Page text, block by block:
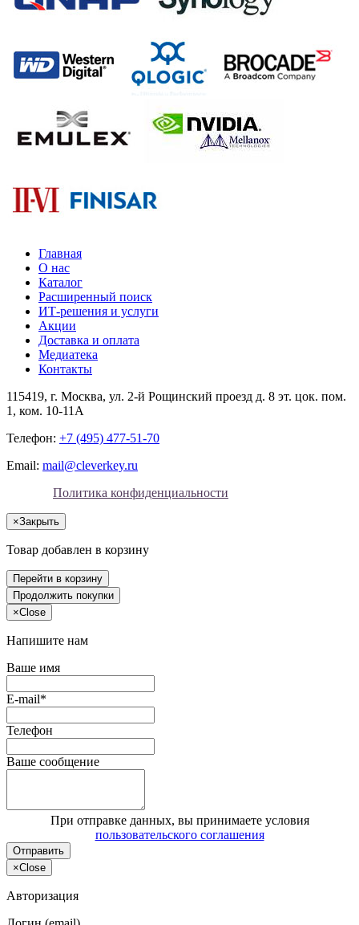
Главная
О нас
Каталог
Расширенный поиск
ИТ-решения и услуги
Акции
Доставка и оплата
Медиатека
Контакты
115419, г. Москва, ул. 2-й Рощинский проезд д. 8 эт. цок. пом.
1, ком. 10-11А
Телефон: +7 (495) 477-51-70
Email: mail@cleverkey.ru
Политика конфиденциальности
×Закрыть
Товар добавлен в корзину
Перейти в корзину
Продолжить покупки
×Close
Напишите нам
Ваше имя
E-mail*
Телефон
Ваше сообщение
При отправке данных, вы принимаете условия
пользовательского соглашения
Отправить
×Close
Авторизация